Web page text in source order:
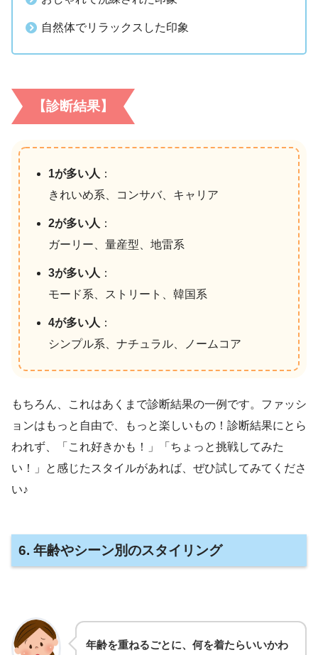
自然体でリラックスした印象
【診断結果】
1が多い人 ：
きれいめ系、コンサバ、キャリア
2が多い人 ：
ガーリー、量産型、地雷系
3が多い人 ：
モード系、ストリート、韓国系
4が多い人 ：
シンプル系、ナチュラル、ノームコア
もちろん、これはあくまで診断結果の一例です。ファッシ
ョンはもっと自由で、もっと楽しいもの！診断結果にとら
われず、「これ好きかも！」「ちょっと挑戦してみた
い！」と感じたスタイルがあれば、ぜひ試してみてくださ
い♪
6. 年齢やシーン別のスタイリング
年齢を重ねるごとに、何を着たらいいかわ